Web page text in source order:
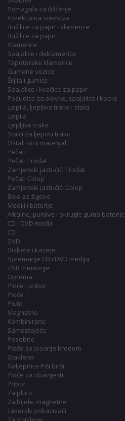
Pomagala za čišćenje
Korekturna sredstva
Bušilice za papir i klamerice
Bušilice za papir
Klamerice
Spajalice i deklamerice
Tapetarske klamarice
Gumene vezice
Šiljila i gumice
Spajalice i kvačice za papir
Posudice za olovke, spajalice i kocke
Ljepila, ljepljive trake i stalci
Ljepila
Ljepljive trake
Stalci za ljepivu traku
Ostali sitni materijal
Pečati
Pečati Trodat
Zamjenski jastučići Trodat
Pečati Colop
Zamjenski jastučići Colop
Boje za žigove
Mediji i baterije
Alkalne, punjive i okrugle gumb baterije
CD i DVD mediji
CD
DVD
Diskete i kazete
Spremanje CD i DVD medija
USB memorije
Oprema
Ploče i pribor
Ploče
Pluto
Magnetne
Kombinirane
Samostojeće
Posebne
Ploče za pisanje kredom
Staklene
Naljepnice Piši briši
Ploče za obavijesti
Pribor
Za pluto
Za bijele, magnetne
Laserski pokazivači